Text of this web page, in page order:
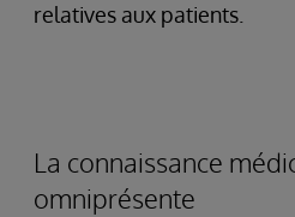
relatives aux patients.
La connaissance
omniprésente